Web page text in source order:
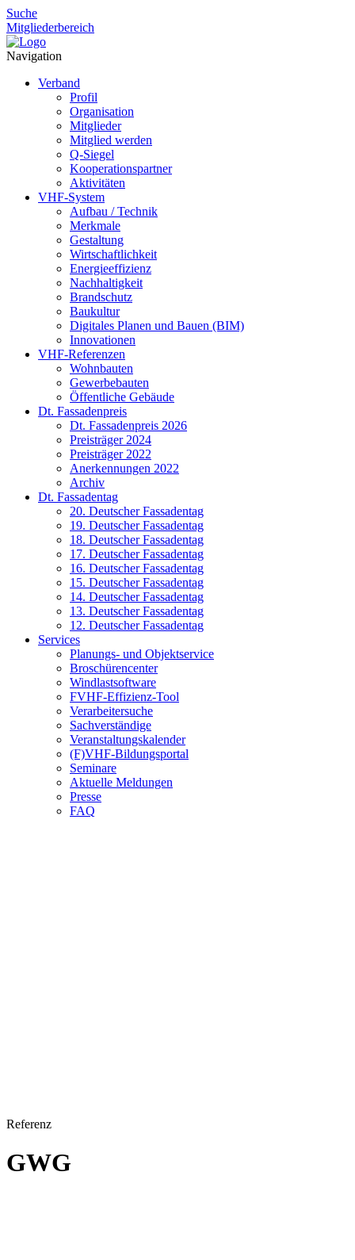
Suche
Mitgliederbereich
Navigation
Verband
Profil
Organisation
Mitglieder
Mitglied werden
Q-Siegel
Kooperationspartner
Aktivitäten
VHF-System
Aufbau / Technik
Merkmale
Gestaltung
Wirtschaftlichkeit
Energieeffizienz
Nachhaltigkeit
Brandschutz
Baukultur
Digitales Planen und Bauen (BIM)
Innovationen
VHF-Referenzen
Wohnbauten
Gewerbebauten
Öffentliche Gebäude
Dt. Fassadenpreis
Dt. Fassadenpreis 2026
Preisträger 2024
Preisträger 2022
Anerkennungen 2022
Archiv
Dt. Fassadentag
20. Deutscher Fassadentag
19. Deutscher Fassadentag
18. Deutscher Fassadentag
17. Deutscher Fassadentag
16. Deutscher Fassadentag
15. Deutscher Fassadentag
14. Deutscher Fassadentag
13. Deutscher Fassadentag
12. Deutscher Fassadentag
Services
Planungs- und Objektservice
Broschürencenter
Windlastsoftware
FVHF-Effizienz-Tool
Verarbeitersuche
Sachverständige
Veranstaltungskalender
(F)VHF-Bildungsportal
Seminare
Aktuelle Meldungen
Presse
FAQ
Referenz
GWG